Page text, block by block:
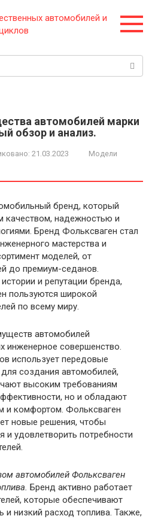
автомобилей марки
обзор и анализ.
21.03.2023
Модели
бренд, который
качеством, надежностью и
Бренд Фольксваген стал
мастерства и
моделей, от
до премиум-седанов.
и репутации бренда,
пользуются широкой
по всему миру.
автомобилей
инженерное совершенство.
использует передовые
создания автомобилей,
высоким требованиям
но и обладают
и комфортом. Фольксваген
новые решения, чтобы
и удовлетворить потребности
автомобилей Фольксваген
Бренд активно работает
которые обеспечивают
низкий расход топлива. Также,